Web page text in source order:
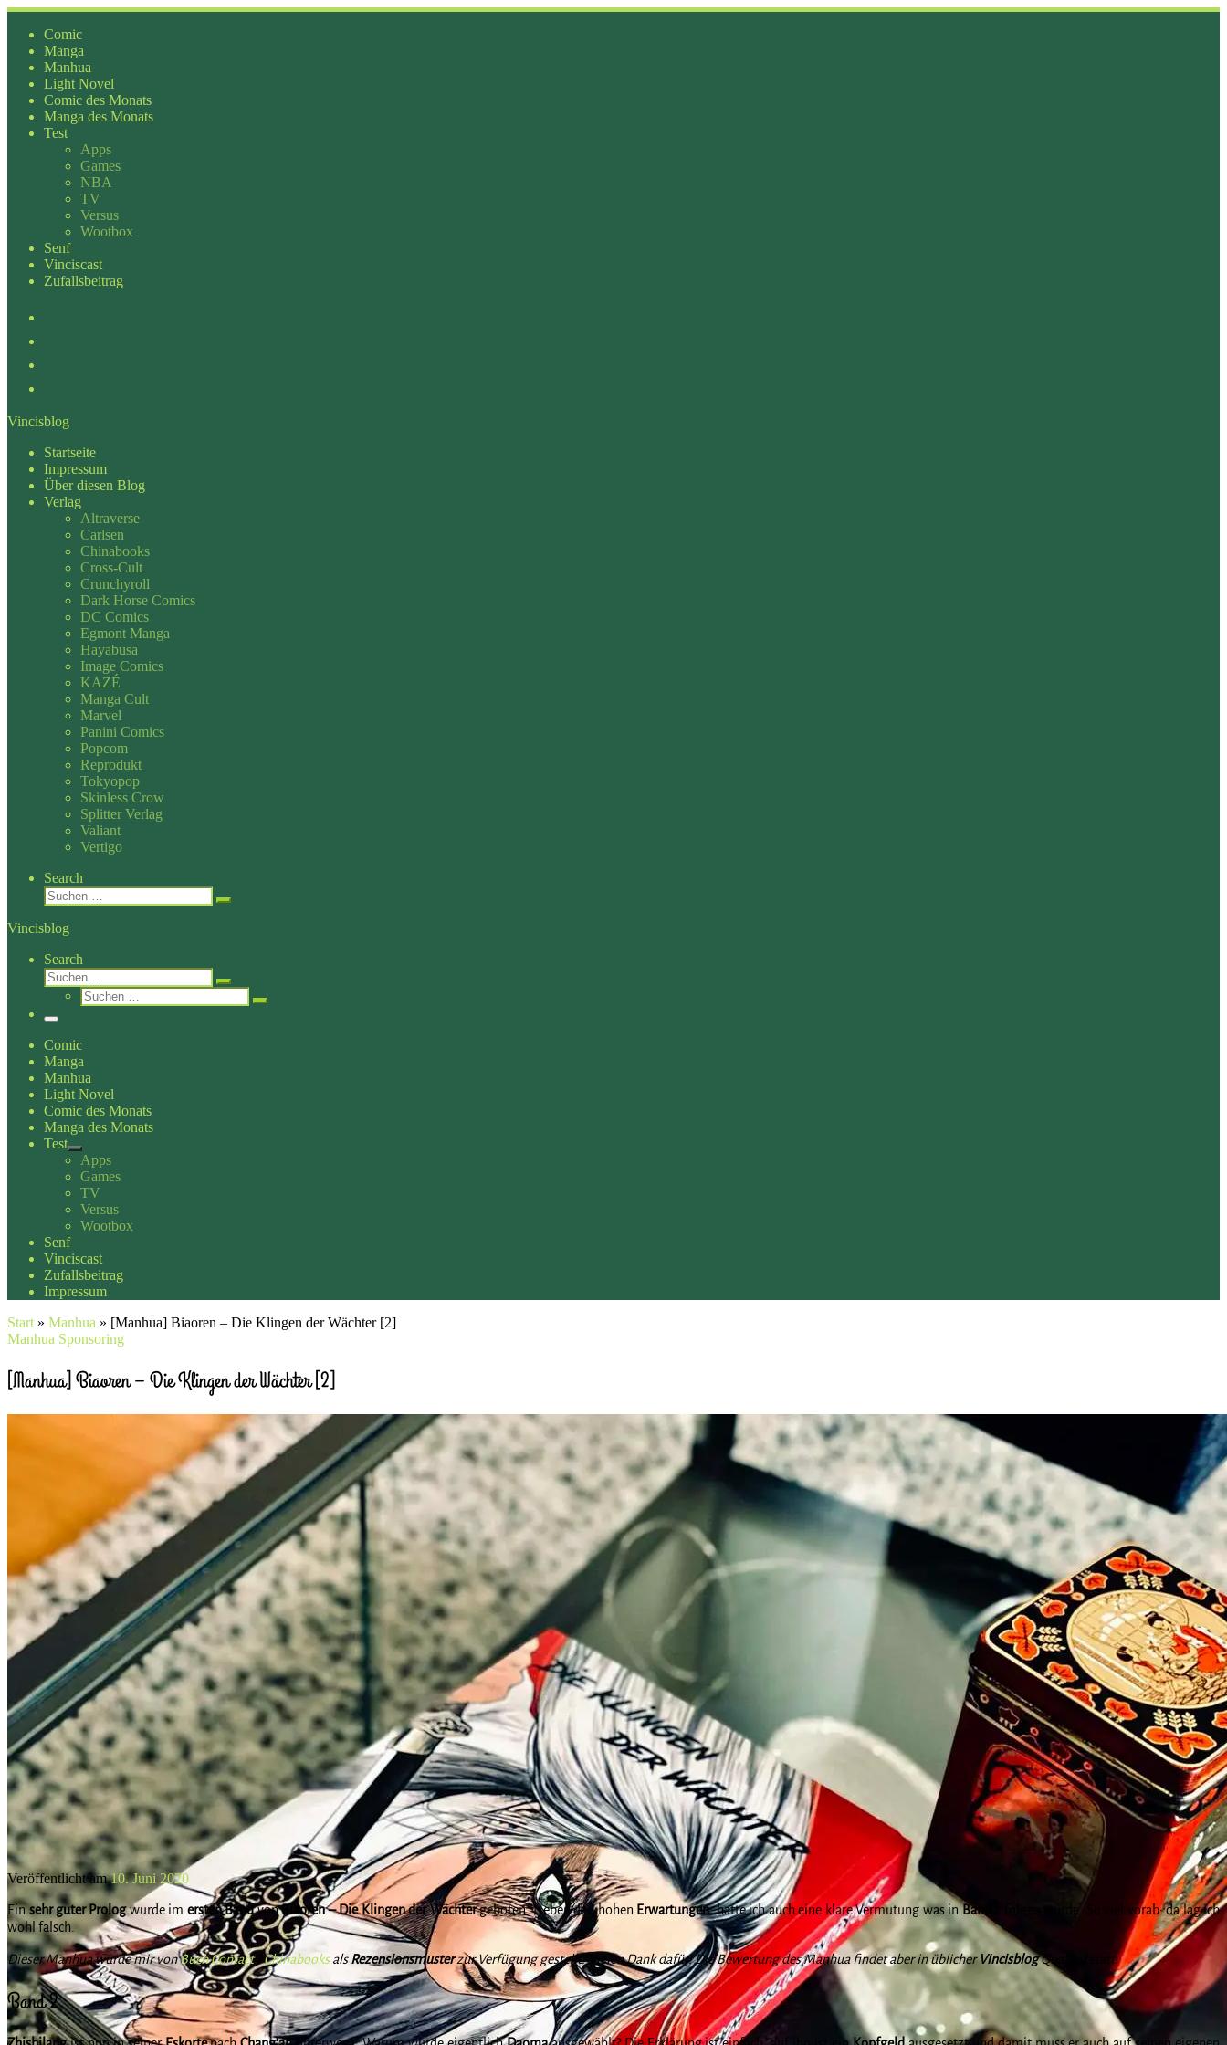
Zum
Inhalt
springen
Comic
Manga
Manhua
Light Novel
Comic des Monats
Manga des Monats
Test
Apps
Games
NBA
TV
Versus
Wootbox
Senf
Vinciscast
Zufallsbeitrag
Vincisblog
Startseite
Impressum
Über diesen Blog
Verlag
Altraverse
Carlsen
Chinabooks
Cross-Cult
Crunchyroll
Dark Horse Comics
DC Comics
Egmont Manga
Hayabusa
Image Comics
KAZÉ
Manga Cult
Marvel
Panini Comics
Popcom
Reprodukt
Tokyopop
Skinless Crow
Splitter Verlag
Valiant
Vertigo
Search
Suche
Suchen …
Vincisblog
Search
Suche
Suchen …
Suche
Suchen …
Menü
Comic
Manga
Manhua
Light Novel
Comic des Monats
Manga des Monats
Test
Apps
Games
TV
Versus
Wootbox
Senf
Vinciscast
Zufallsbeitrag
Impressum
Start » Manhua » [Manhua] Biaoren – Die Klingen der Wächter [2]
Manhua Sponsoring
[Manhua] Biaoren – Die Klingen der Wächter [2]
Veröffentlicht am10. Juni 2020
Einsehr guter Prologwurde im ersten BandvonBiaoren – Die Klingen der Wächtergeboten. Neben den hohen Erwartungen, hatte ich auch eine klare Vermutung was inBand 2
folgen würde. So viel vorab: da lag ich
wohl falsch.
Dieser Manhua wurde mir vonBuch Contact/ ChinabooksalsRezensionsmusterzur Verfügung gestellt. Vielen Dank dafür! Die Bewertung des Manhua findet aber in üblicherVincisblogQualität statt.
Band 2